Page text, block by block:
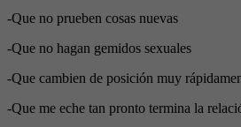
-Que no prueben cosas nuevas
-Que no hagan gemidos sexuales
-Que cambien de posición muy
-Que me eche tan pronto termina la